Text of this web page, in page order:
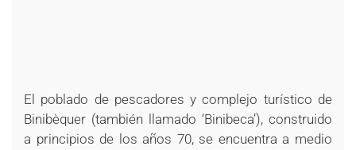
El poblado de pescadores y complejo turístico de
Binibèquer (también llamado ‘Binibeca’), construido
a principios de los años 70, se encuentra a medio